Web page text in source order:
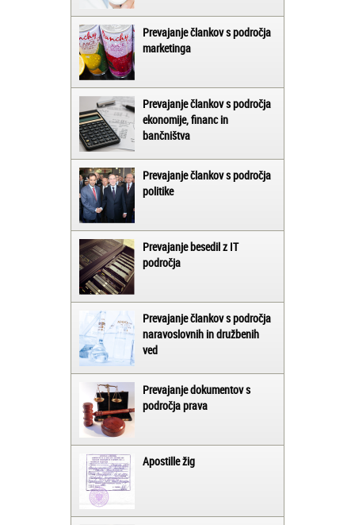
Prevajanje člankov s področja
marketinga
Prevajanje člankov s področja
ekonomije, financ in
bančništva
Prevajanje člankov s področja
politike
Prevajanje besedil z IT
področja
Prevajanje člankov s področja
naravoslovnih in družbenih
ved
Prevajanje dokumentov s
področja prava
Apostille žig